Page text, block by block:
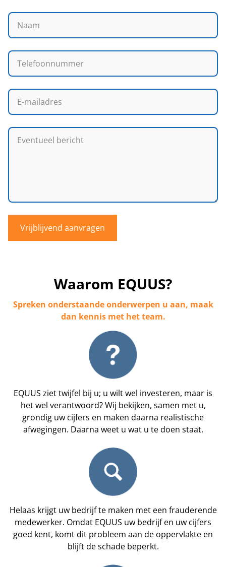
Vrijblijvend aanvragen
Waarom EQUUS?
Spreken onderstaande onderwerpen u aan, maak
dan kennis met het team.
EQUUS ziet twijfel bij u; u wilt wel investeren, maar is
het wel verantwoord? Wij bekijken, samen met u,
grondig uw cijfers en maken daarna realistische
afwegingen. Daarna weet u wat u te doen staat.
Helaas krijgt uw bedrijf te maken met een frauderende
medewerker. Omdat EQUUS uw bedrijf en uw cijfers
goed kent, komt dit probleem aan de oppervlakte en
blijft de schade beperkt.